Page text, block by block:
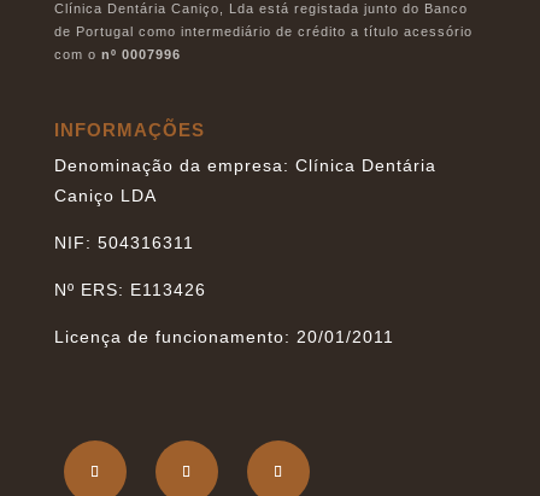
Clínica Dentária Caniço, Lda está registada junto do Banco
de Portugal como intermediário de crédito a título acessório
com o nº 0007996
INFORMAÇÕES
Denominação da empresa: Clínica Dentária
Caniço LDA
NIF: 504316311
Nº ERS: E113426
Licença de funcionamento: 20/01/2011